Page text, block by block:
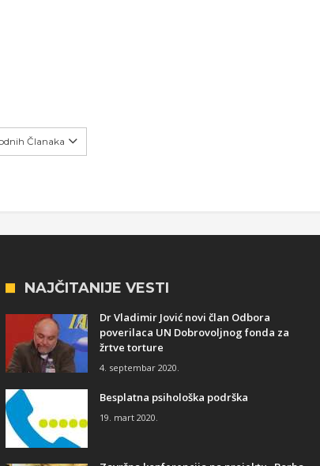
Članaka
NAJČITANIJE VESTI
Dr Vladimir Jović novi član Odbora
poverilaca UN Dobrovoljnog fonda za
žrtve torture
4. septembar 2020.
Besplatna psihološka podrška
19. mart 2020.